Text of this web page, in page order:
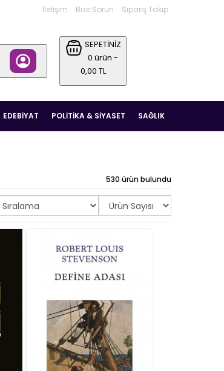
İletişim Bize Sorun Sipariş Takip
SEPETİNİZ
0 ürün -
0,00 TL
SAĞLIK
POLITIKA & SIYASET
EDEBIYAT
530 ürün bulundu